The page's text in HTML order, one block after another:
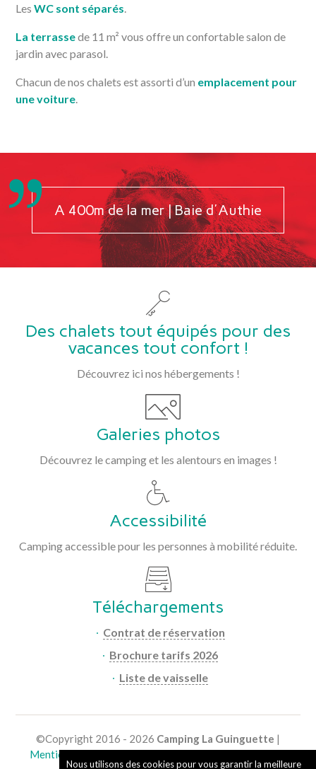
LesWC sont séparés.
La terrassede 11 m² vous offre un confortable salon de
jardin avec parasol.
Chacun de nos chalets est assorti d’un emplacement pour
une voiture.
A 400m de la mer | Baie d'Authie
Des chalets tout équipés pour des
vacances tout confort !
Découvrez ici nos hébergements !
Galeries photos
Découvrez le camping et les alentours en images !
Accessibilité
Camping accessible pour les personnes à mobilité réduite.
Téléchargements
Contrat de réservation
Brochure tarifs 2026
Liste de vaisselle
©Copyright 2016 - 2026 Camping La Guinguette |
Mentions légales
Nous utilisons des cookies pour vous garantir la meilleure